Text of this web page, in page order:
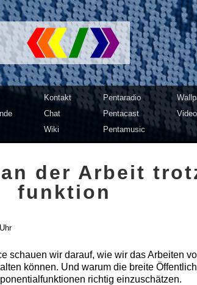
Club Dresden | c3d2
Kontakt
Chat
Wiki
Pentaradio
Pentacast
Pentamusic
der Arbeit
funktion
schauen wir darauf, wie wir das Arbeiten
können. Und warum die breite
richtig einzuschätzen.